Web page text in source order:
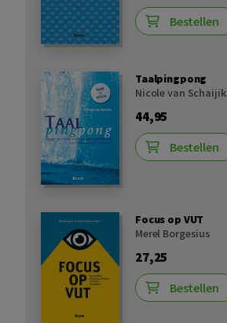
Bestellen
Taalpingpong
Nicole van Schaijik
44,95
Bestellen
Focus op VUT
Merel Borgesius
27,25
Bestellen